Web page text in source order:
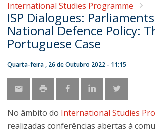
International Studies Programme
ISP Dialogues:
National Defence Policy:
Portuguese Case
Quarta-feira , 26 de Outubro 2022 - 11:15
No âmbito do International Studies
realizadas conferências abertas à